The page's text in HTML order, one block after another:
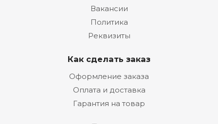
Вакансии
Политика
Реквизиты
Как сделать заказ
Оформление заказа
Оплата и доставка
Гарантия на товар